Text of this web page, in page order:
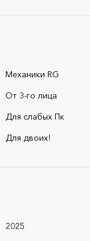
Механики RG
От 3-го лица
Для слабых Пк
Для двоих!
2025